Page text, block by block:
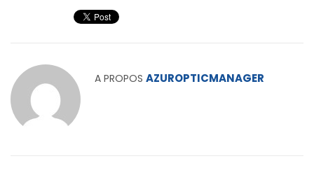
A PROPOS AZUROPTICMANAGER